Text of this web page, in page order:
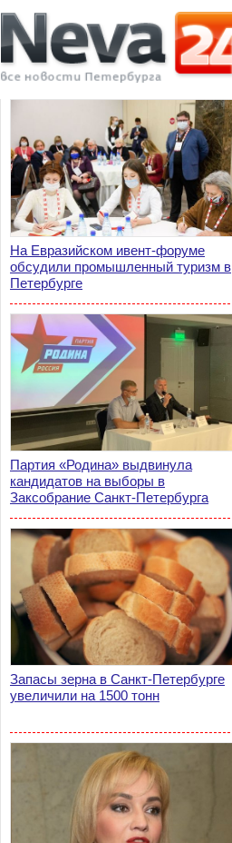
На Евразийском ивент-форуме
обсудили промышленный туризм в
Петербурге
Партия «Родина» выдвинула
кандидатов на выборы в
Заксобрание Санкт-Петербурга
Запасы зерна в Санкт-Петербурге
увеличили на 1500 тонн